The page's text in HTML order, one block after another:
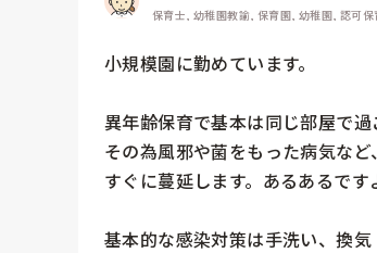
保育士, 幼稚園教諭, 保育園, 幼稚園, 認可
小規模園に勤めています。
異年齢保育で基本は同じ部屋で過
その為風邪や菌をもった病気など、
すぐに蔓延します。あるあるで
基本的な感染対策は手洗い、換気